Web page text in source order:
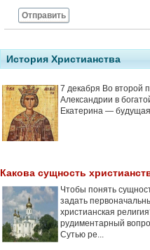
Отправить
История Христианства
7 декабря Во второй
Александрии в
Екатерина — будущая
Какова сущность
Чтобы понять
задать
христианская
рудиментарный
Сутью ре...